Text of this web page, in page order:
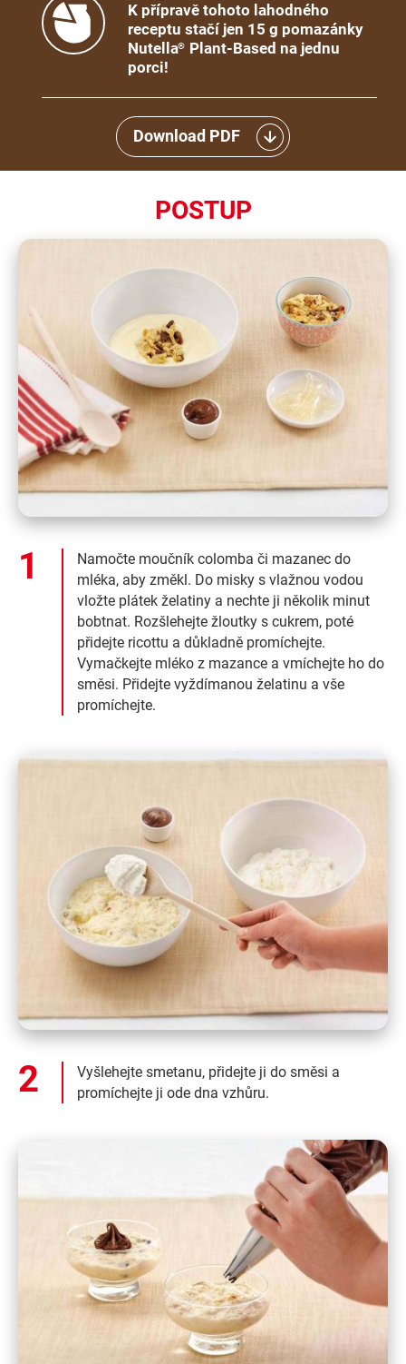
K přípravě tohoto lahodného
receptu stačí jen 15 g pomazánky
Nutella® Plant-Based na jednu
porci!
Download PDF
POSTUP
Namočte moučník colomba či mazanec do
mléka, aby změkl. Do misky s vlažnou vodou
vložte plátek želatiny a nechte ji několik minut
bobtnat. Rozšlehejte žloutky s cukrem, poté
přidejte ricottu a důkladně promíchejte.
Vymačkejte mléko z mazance a vmíchejte ho do
směsi. Přidejte vyždímanou želatinu a vše
promíchejte.
Vyšlehejte smetanu, přidejte ji do směsi a
promíchejte ji ode dna vzhůru.